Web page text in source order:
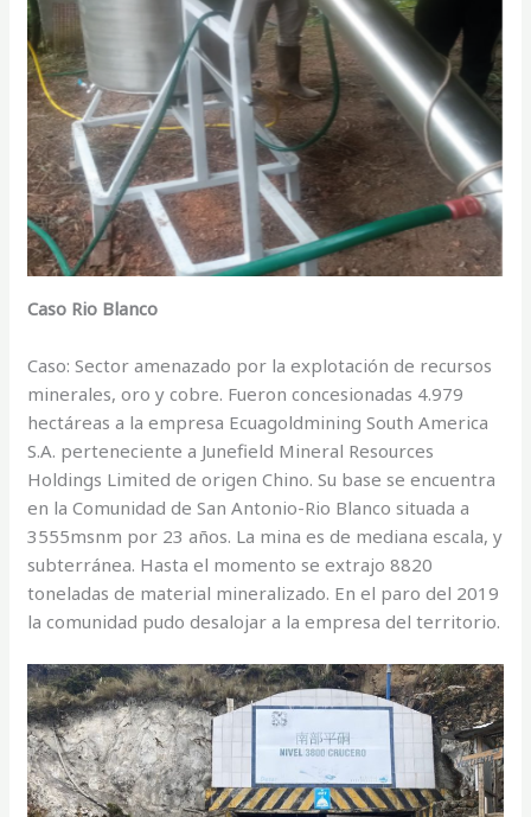
Caso Rio Blanco
Caso: Sector amenazado por la explotación de recursos
minerales, oro y cobre. Fueron concesionadas 4.979
hectáreas a la empresa Ecuagoldmining South America
S.A. perteneciente a Junefield Mineral Resources
Holdings Limited de origen Chino. Su base se encuentra
en la Comunidad de San Antonio-Rio Blanco situada a
3555msnm por 23 años. La mina es de mediana escala, y
subterránea. Hasta el momento se extrajo 8820
toneladas de material mineralizado. En el paro del 2019
la comunidad pudo desalojar a la empresa del territorio.